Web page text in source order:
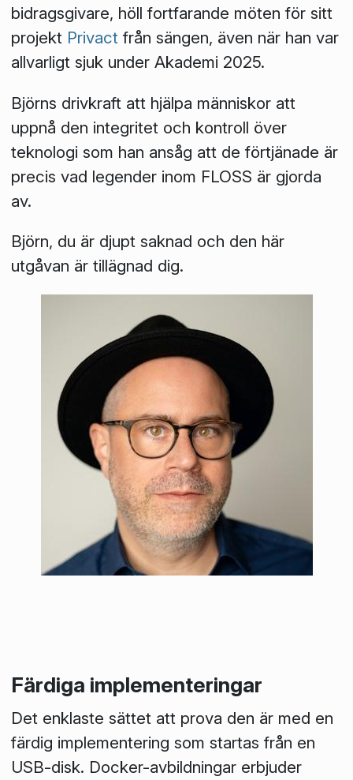
bidragsgivare, höll fortfarande möten för sitt
projekt Privactfrån sängen, även när han var
allvarligt sjuk under Akademi 2025.
Björns drivkraft att hjälpa människor att
uppnå den integritet och kontroll över
teknologi som han ansåg att de förtjänade är
precis vad legender inom FLOSS är gjorda
av.
Björn, du är djupt saknad och den här
utgåvan är tillägnad dig.
Färdiga implementeringar
Det enklaste sättet att prova den är med en
färdig implementering som startas från en
USB-disk. Docker-avbildningar erbjuder